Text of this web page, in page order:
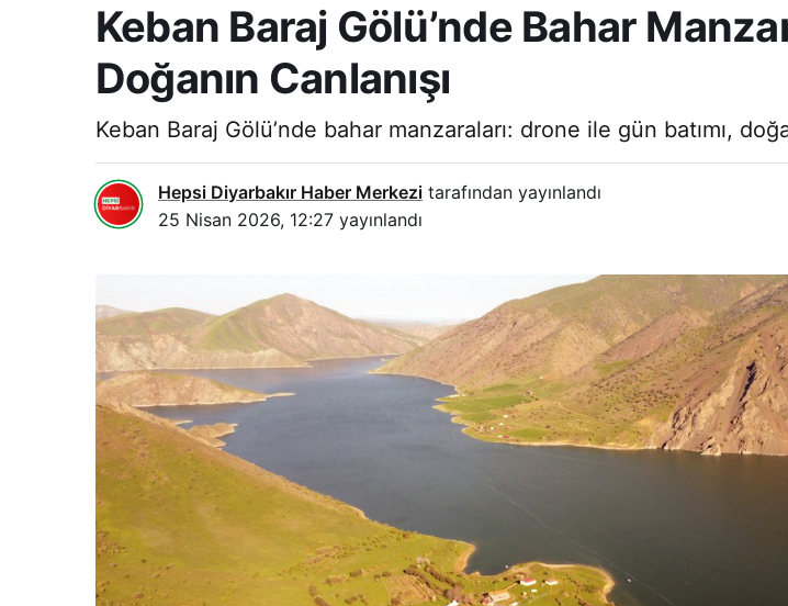
Keban Baraj Gölü’nde Bahar
Doğanın Canlanışı
Keban Baraj Gölü’nde bahar manzaraları: drone ile gün batımı,
Hepsi Diyarbakır Haber Merkezi tarafından yayınlandı
25 Nisan 2026, 12:27 yayınlandı